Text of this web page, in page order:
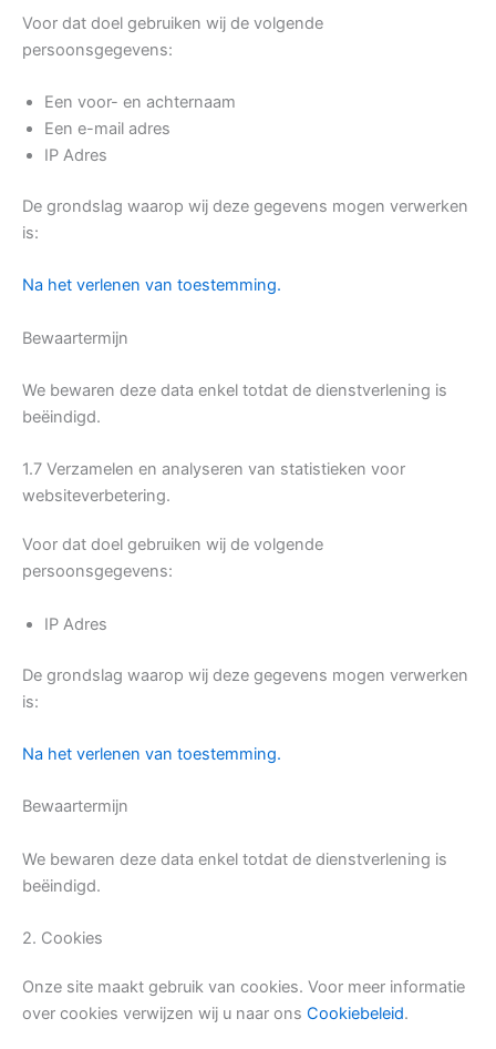
Voor dat doel gebruiken wij de volgende
persoonsgegevens:
Een voor- en achternaam
Een e-mail adres
IP Adres
De grondslag waarop wij deze gegevens mogen verwerken
is:
Na het verlenen van toestemming.
Bewaartermijn
We bewaren deze data enkel totdat de dienstverlening is
beëindigd.
1.7 Verzamelen en analyseren van statistieken voor
websiteverbetering.
Voor dat doel gebruiken wij de volgende
persoonsgegevens:
IP Adres
De grondslag waarop wij deze gegevens mogen verwerken
is:
Na het verlenen van toestemming.
Bewaartermijn
We bewaren deze data enkel totdat de dienstverlening is
beëindigd.
2. Cookies
Onze site maakt gebruik van cookies. Voor meer informatie
over cookies verwijzen wij u naar ons Cookiebeleid.